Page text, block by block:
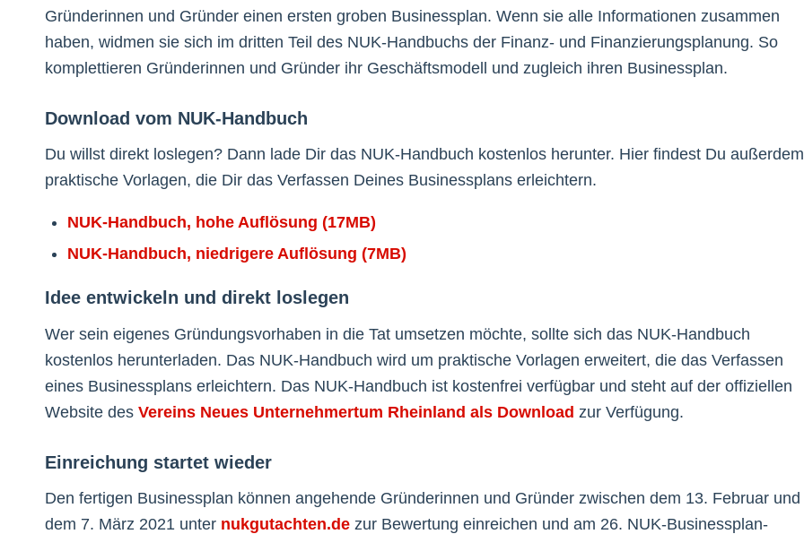
Gründerinnen und Gründer einen ersten groben Businessplan. Wenn sie alle Informationen zusammen
haben, widmen sie sich im dritten Teil des NUK-Handbuchs der Finanz- und Finanzierungsplanung. So
komplettieren Gründerinnen und Gründer ihr Geschäftsmodell und zugleich ihren Businessplan.
Download vom NUK-Handbuch
Du willst direkt loslegen? Dann lade Dir das NUK-Handbuch kostenlos herunter. Hier findest Du außerdem
praktische Vorlagen, die Dir das Verfassen Deines Businessplans erleichtern.
NUK-Handbuch, hohe Auflösung (17MB)
NUK-Handbuch, niedrigere Auflösung (7MB)
Idee entwickeln und direkt loslegen
Wer sein eigenes Gründungsvorhaben in die Tat umsetzen möchte, sollte sich das NUK-Handbuch
kostenlos herunterladen. Das NUK-Handbuch wird um praktische Vorlagen erweitert, die das Verfassen
eines Businessplans erleichtern. Das NUK-Handbuch ist kostenfrei verfügbar und steht auf der offiziellen
Website des Vereins Neues Unternehmertum Rheinland als Download zur Verfügung.
Einreichung startet wieder
Den fertigen Businessplan können angehende Gründerinnen und Gründer zwischen dem 13. Februar und
dem 7. März 2021 unter nukgutachten.de zur Bewertung einreichen und am 26. NUK-Businessplan-